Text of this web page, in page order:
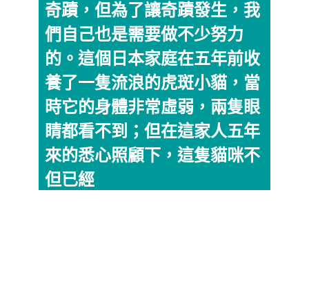
奇蹟，但為了讓奇蹟發生，我
們自己也是需要做不少努力
的。這個日本家庭在五年前收
養了一隻流浪的虎斑小貓，當
時它的身體非常虛弱，兩隻眼
睛都看不到；但在這家人五年
來的悉心照顧下，這隻貓咪不
但已經